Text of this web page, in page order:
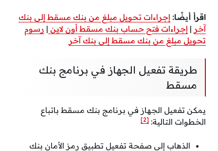
اقرأ أيضًا: إجراءات تحويل مبلغ من بنك مسقط إلى بنك
آخر | إجراءات فتح حساب بنك مسقط أون لاين | رسوم
تحويل مبلغ من بنك مسقط إلى بنك آخر
طريقة تفعيل الجهاز في برنامج بنك
مسقط
يمكن تفعيل الجهاز في برنامج بنك مسقط باتباع
الخطوات التالية: [2]
الذهاب إلى صفحة تفعيل تطبيق رمز الأمان بنك